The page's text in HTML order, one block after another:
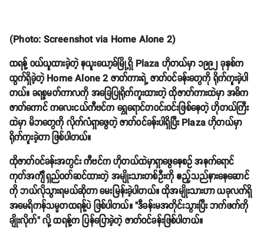
(Photo: Screenshot via Home Alone 2)
ထရန့် ဝယ်ယူထားခဲ့တဲ့ နယူးယော့ခ်မြို့ရှိ Plaza ဟိုတယ်မှာ ၁၉၉၂ ခုနှစ်က
ထွက်ရှိခဲ့တဲ့ Home Alone 2 ဇာတ်ကားရဲ့ ဇာတ်ဝင်ခန်းတွေကို ရိုက်ကူးခဲ့ပါ
တယ်။ ခရစ္စမတ်ကာလကို အခြေပြုရိုက်ကူးထားတဲ့ ထိုဇာတ်ကားထဲမှာ အဓိက
ဇာတ်ကောင် ကလေးငယ်ကီဗင်က ရွှေရောင်တဝင်းဝင်းဖြစ်နေတဲ့ ဟိုတယ်ကြီး
ထဲမှာ မိဘတွေကို လိုက်လံရှာဖွေတဲ့ ဇာတ်ဝင်ခန်းပါရှိပြီး Plaza ဟိုတယ်မှာ
ရိုက်ကူးခဲ့တာ ဖြစ်ပါတယ်။
ထိုဇာတ်ဝင်ခန်းအတွင်း ကီဗင်က ဟိုတယ်ထဲမှာရှာဖွေနေစဥ် အနက်ရောင်
ကုတ်အင်္ကျီရှည်ဝတ်ဆင်ထားတဲ့ အမျိုးသားတစ်ဦးကို ဧည့်သည်နားနေဆောင်
ကို ဘယ်လိုသွားရမယ်ဆိုတာ မေးမြန်းခဲ့ပါတယ်။ ထိုအမျိုးသားဟာ ယခုလက်ရှိ
အမေရိကန်သမ္မတထရန့်ပဲ ဖြစ်ပါတယ်။ "ဒီခန်းမအတိုင်းသွားပြီး ဘက်ဖက်ကို
ချိုးလိုက်" လို့ ထရန့်က ပြန်ပြောခဲ့တဲ့ ဇာတ်ဝင်ခန်းဖြစ်ပါတယ်။